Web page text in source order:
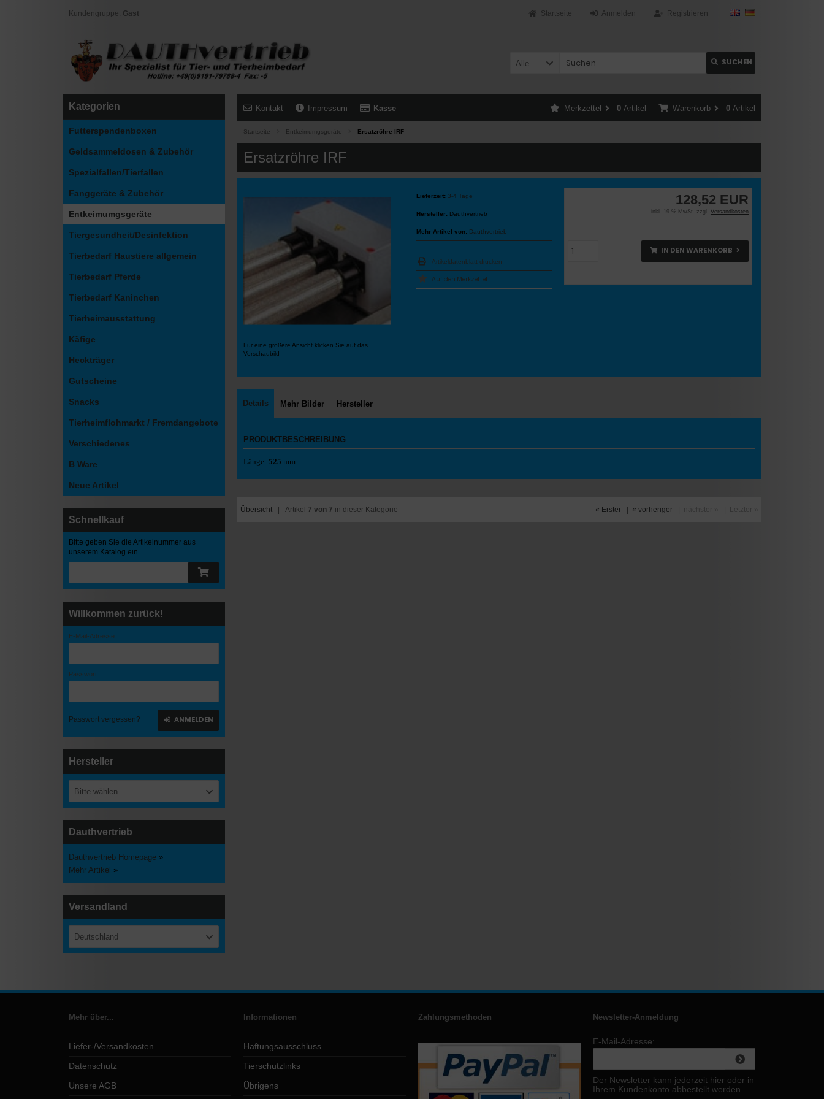
Kundengruppe: Gast Registrieren
Anmelden
Startseite
Alle SUCHEN
Kontakt Impressum Kasse Warenkorb 0 Artikel
Merkzettel 0 Artikel
Startseite Entkeimumgsgeräte Ersatzröhre IRF
Ersatzröhre IRF
Für eine größere Ansicht klicken Sie auf das
Vorschaubild
128,52 EUR
inkl. 19 % MwSt. zzgl. Versandkosten
IN DEN WARENKORB
Lieferzeit: 3-4 Tage
Hersteller: Dauthvertrieb
Mehr Artikel von: Dauthvertrieb
Artikeldatenblatt drucken
Details Mehr Bilder Hersteller
PRODUKTBESCHREIBUNG
Länge: 525 mm
Übersicht | Artikel 7 von 7 in dieser Kategorie « Erster « vorheriger
Kategorien
Futterspendenboxen
Geldsammeldosen & Zubehör
Spezialfallen/Tierfallen
Fanggeräte & Zubehör
Entkeimumgsgeräte
Tiergesundheit/Desinfektion
Tierbedarf Haustiere allgemein
Tierbedarf Pferde
Tierbedarf Kaninchen
Tierheimausstattung
Käfige
Heckträger
Gutscheine
Snacks
Tierheimflohmarkt / Fremdangebote
Verschiedenes
B Ware
Neue Artikel
Schnellkauf
Bitte geben Sie die Artikelnummer aus
unserem Katalog ein.
Willkommen zurück!
E-Mail-Adresse:
Passwort:
Passwort vergessen? ANMELDEN
Hersteller
Bitte wählen
Dauthvertrieb
Dauthvertrieb Homepage »
Mehr Artikel »
Versandland
Deutschland
Mehr über...
Liefer-/Versandkosten
Datenschutz
Unsere AGB
Informationen
Haftungsausschluss
Tierschutzlinks
Übrigens
Zahlungsmethoden Newsletter-Anmeldung
E-Mail-Adresse:
Der Newsletter kann jederzeit hier oder in
Ihrem Kundenkonto abbestellt werden.